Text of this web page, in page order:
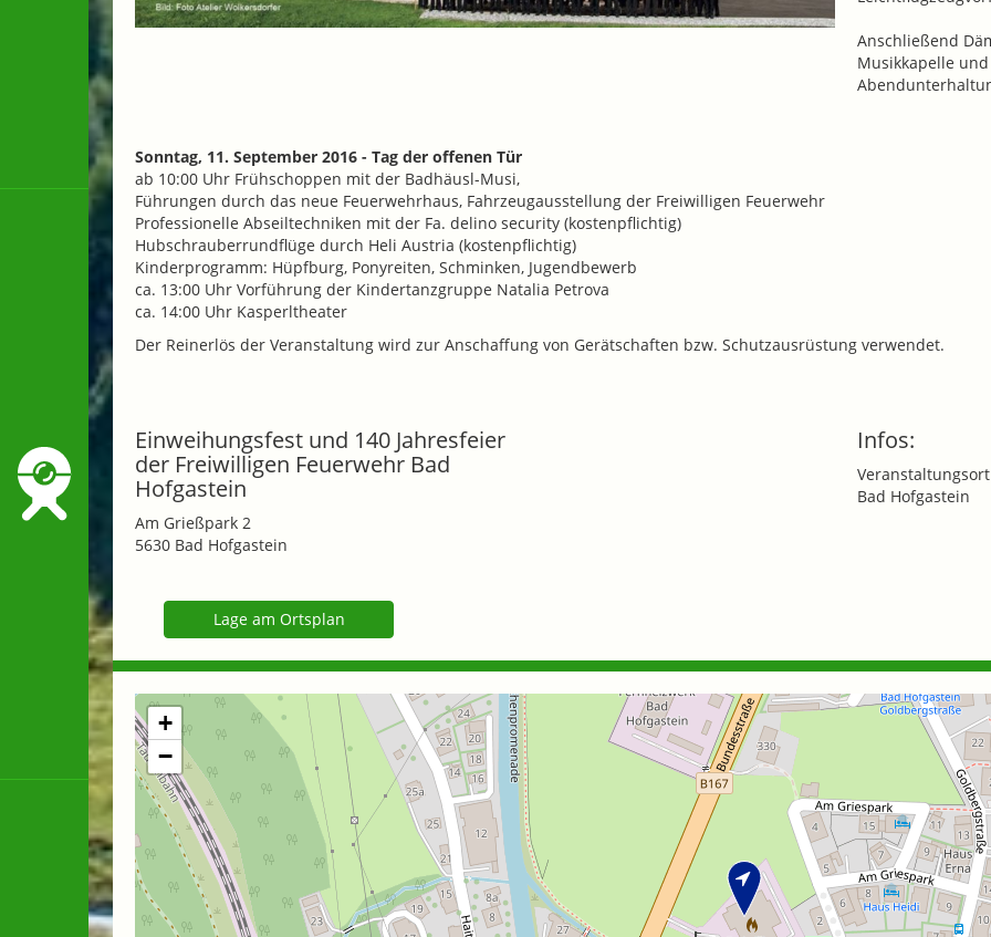
Anschließend
Musikkapelle
Sonntag, 11. September 2016 - Tag der offenen Tür
ab 10:00 Uhr Frühschoppen mit der Badhäusl-Musi,
Führungen durch das neue Feuerwehrhaus, Fahrzeugausstellung der Freiwilligen Feuerwehr
Professionelle Abseiltechniken mit der Fa. delino security (kostenpflichtig)
Hubschrauberrundflüge durch Heli Austria (kostenpflichtig)
Kinderprogramm: Hüpfburg, Ponyreiten, Schminken, Jugendbewerb
ca. 13:00 Uhr Vorführung der Kindertanzgruppe Natalia Petrova
ca. 14:00 Uhr Kasperltheater
Der Reinerlös der Veranstaltung wird zur Anschaffung von Gerätschaften bzw. Schutzausrüstung verwendet.
Einweihungsfest und 140 Jahresfeier
der Freiwilligen Feuerwehr Bad
Hofgastein
Am Grießpark 2
5630 Bad Hofgastein
Infos:
Bad Hofgastein
Lage am Ortsplan
+
−